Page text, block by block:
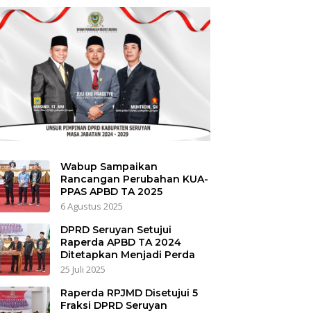
Wabup Sampaikan
Rancangan Perubahan KUA-
PPAS APBD TA 2025
6 Agustus 2025
DPRD Seruyan Setujui
Raperda APBD TA 2024
Ditetapkan Menjadi Perda
25 Juli 2025
Raperda RPJMD Disetujui 5
Fraksi DPRD Seruyan